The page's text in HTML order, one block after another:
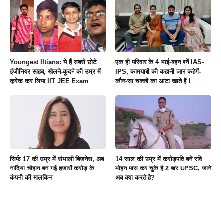
Youngest IItians: ये हैं सबसे छोटे
इंजीनियर साहब, खेलने-कूदने की उम्र में
क्रेक कर लिया IIT JEE Exam
एक ही परिवार के 4 भाई-बहन बनें IAS-
IPS, कामयाबी की कहानी जान कहेगें-
कौन-सा चक्की का आटा खाते हैं !
सिर्फ 17 की उम्र में संभाली बिजनेस, अब
नादिया चौहान बन गई हजारों करोड़ के
कंपनी की मालकिन
14 साल की उम्र में करोड़पति बनें रवि
मोहन पास कर चुके है 2 बार UPSC, जाने
अब क्या करते है?